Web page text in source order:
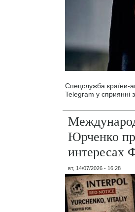
Спецслужба країни-
Telegram у сприянні
Юрченко
интересах
вт, 14/07/2026 - 16:28